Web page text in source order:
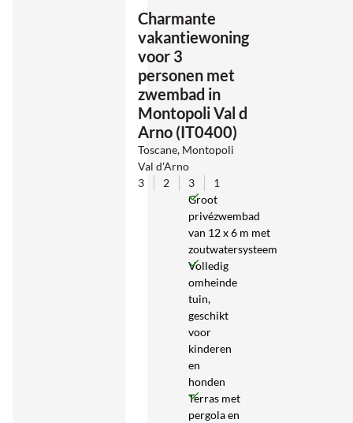
Charmante
vakantiewoning
voor 3
personen met
zwembad in
Montopoli Val d
Arno (IT0400)
Toscane, Montopoli
Val d'Arno
3
2 3
1
Groot
privézwembad
van 12 x 6 m met
zoutwatersysteem
Volledig
omheinde
tuin,
geschikt
voor
kinderen
en
honden
Terras met
pergola en